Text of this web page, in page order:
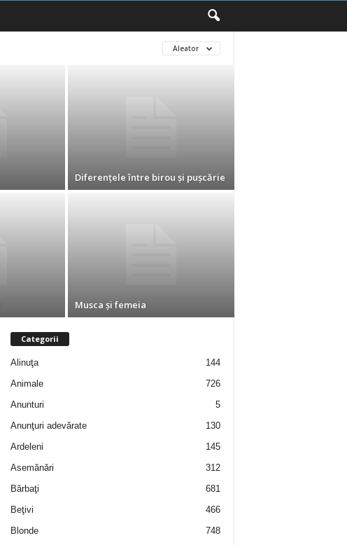
Aleator
Diferenţele între birou şi puşcărie
Musca şi femeia
Categorii
Alinuţa
144
Animale
726
Anunturi
5
Anunţuri adevărate
130
Ardeleni
145
Asemănări
312
Bărbaţi
681
Beţivi
466
Blonde
748